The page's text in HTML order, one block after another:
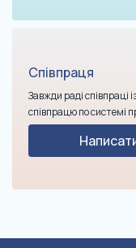
Співпраця
Завжди раді
співпрацю по системі